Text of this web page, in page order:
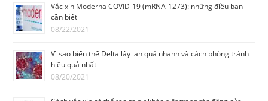
Vắc xin Moderna COVID-19 (mRNA-1273): những điều bạn
cần biết
08/22/2021
Vì sao biến thể Delta lây lan quá nhanh và cách phòng tránh
hiệu quả nhất
08/20/2021